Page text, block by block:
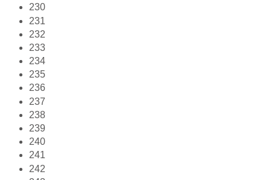
230
231
232
233
234
235
236
237
238
239
240
241
242